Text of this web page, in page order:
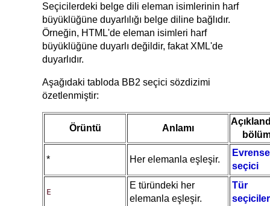
Seçicilerdeki belge dili eleman isimlerinin harf
büyüklüğüne duyarlılığı belge diline bağlıdır.
Örneğin, HTML'de eleman isimleri harf
büyüklüğüne duyarlı değildir, fakat XML'de
duyarlıdır.
Aşağıdaki tabloda BB2 seçici sözdizimi
özetlenmiştir:
Örüntü Anlamı
* Her elemanla eşleşir.
seçici
E
E türündeki her
elemanla eşleşir.
Tür